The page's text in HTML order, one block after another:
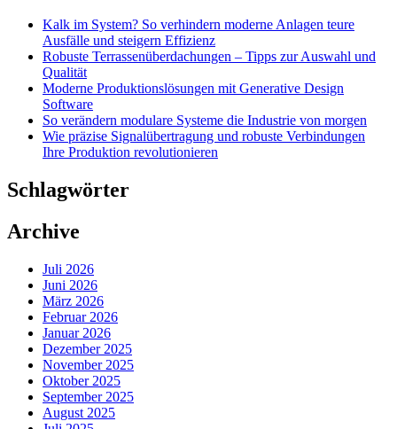
Kalk im System? So verhindern moderne Anlagen teure
Ausfälle und steigern Effizienz
Robuste Terrassenüberdachungen – Tipps zur Auswahl und
Qualität
Moderne Produktionslösungen mit Generative Design
Software
So verändern modulare Systeme die Industrie von morgen
Wie präzise Signalübertragung und robuste Verbindungen
Ihre Produktion revolutionieren
Schlagwörter
Archive
Juli 2026
Juni 2026
März 2026
Februar 2026
Januar 2026
Dezember 2025
November 2025
Oktober 2025
September 2025
August 2025